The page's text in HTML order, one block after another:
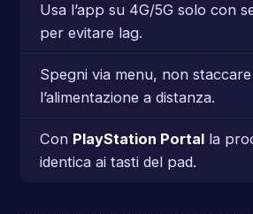
Usa l’app su 4G/5G solo con
per evitare lag.
Spegni via menu, non
l’alimentazione a distanza.
Con PlayStation Portalla
identica ai tasti del pad.